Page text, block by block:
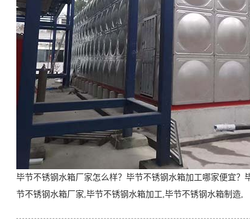
毕节不锈钢水箱厂家怎么样？毕节不锈钢水箱加工哪家便宜
节不锈钢水箱厂家,毕节不锈钢水箱加工,毕节不锈钢水箱制造,